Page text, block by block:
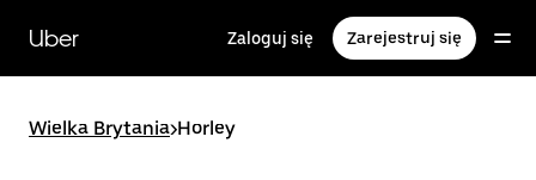
głównej
zawartości
Uber Zaloguj się Zarejestruj się
Wielka Brytania>Horley